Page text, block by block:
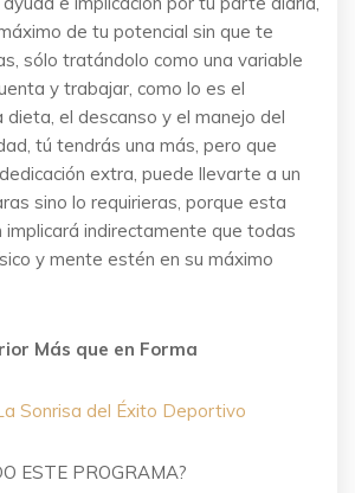
de tu potencial sin que te
sólo tratándolo como una variable
y trabajar, como lo es el
dieta, el descanso y el manejo del
tú tendrás una más, pero que
extra, puede llevarte a un
sino lo requirieras, porque esta
implicará indirectamente que todas
y mente estén en su máximo
Más que en Forma
Sonrisa del Éxito Deportivo
ESTE PROGRAMA?